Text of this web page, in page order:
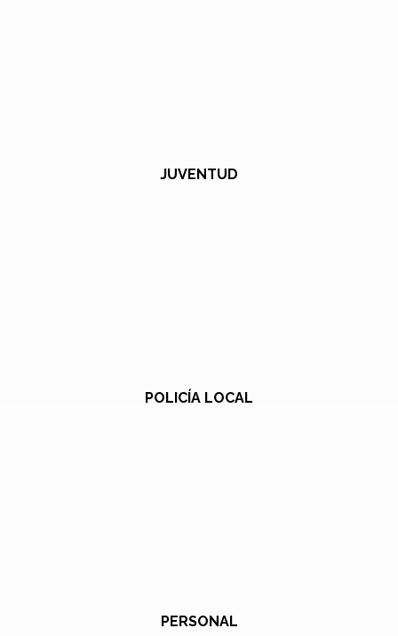
JUVENTUD
POLICÍA LOCAL
PERSONAL